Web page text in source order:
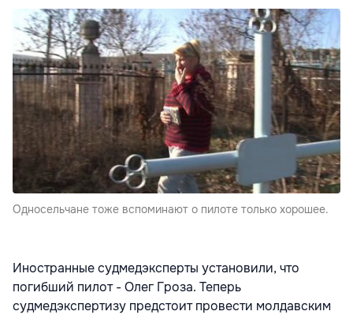
Односельчане тоже вспоминают о пилоте только хорошее.
Иностранные судмедэксперты установили, что
погибший пилот - Олег Гроза. Теперь
судмедэкспертизу предстоит провести молдавским